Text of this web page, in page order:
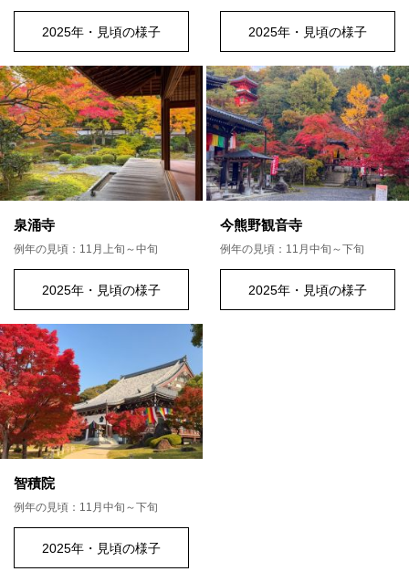
2025年・見頃の様子 2025年・見頃の様子
泉涌寺
例年の見頃：11月上旬～中旬
2025年・見頃の様子
今熊野観音寺
例年の見頃：11月中旬～下旬
2025年・見頃の様子
智積院
例年の見頃：11月中旬～下旬
2025年・見頃の様子